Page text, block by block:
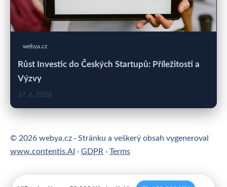
webya.cz
Růst Investic do Českých Startupů: Příležitosti a
Výzvy
27. 6. 2026
© 2026 webya.cz · Stránku a veškerý obsah vygeneroval
www.contentis.AI · GDPR · Terms